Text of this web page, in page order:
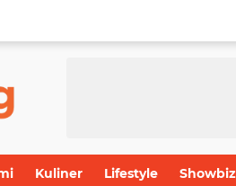
Kuliner Lifestyle Showbiz